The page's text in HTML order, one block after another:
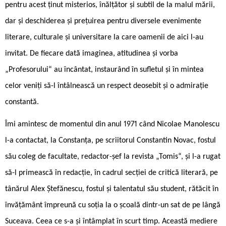
pentru acest ținut misterios, înălțător și subtil de la malul mării,
dar și deschiderea și prețuirea pentru diversele evenimente
literare, culturale și universitare la care oamenii de aici l-au
invitat. De fiecare dată imaginea, atitudinea și vorba
„Profesorului“ au încântat, instaurând în sufletul și în mintea
celor veniți să-l întâlnească un respect deosebit și o admirație
constantă.
Îmi amintesc de momentul din anul 1971 când Nicolae Manolescu
l-a contactat, la Constanța, pe scriitorul Constantin Novac, fostul
său coleg de facultate, redactor-șef la revista „Tomis“, și l-a rugat
să-l primească în redacție, în cadrul secției de critică literară, pe
tânărul Alex Ștefănescu, fostul și talentatul său student, rătăcit în
învățământ împreună cu soția la o școală dintr-un sat de pe lângă
Suceava. Ceea ce s-a și întâmplat în scurt timp. Această mediere